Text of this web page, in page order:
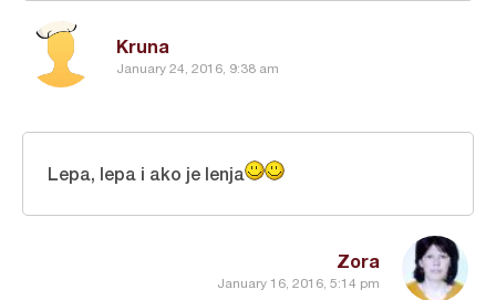
Kruna
January 24, 2016, 9:38 am
Zora
January 16, 2016, 5:14 pm
Lepa, lepa i ako je lenja